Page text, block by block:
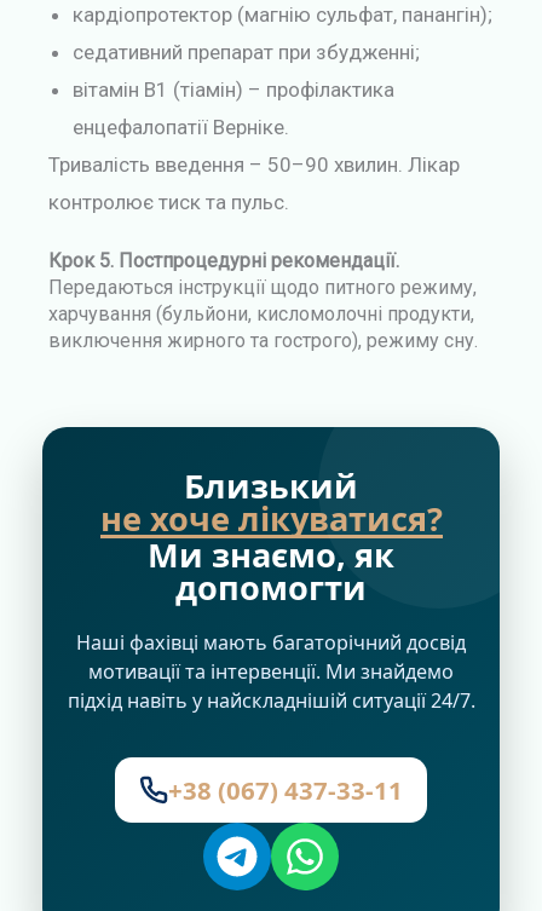
кардіопротектор (магнію сульфат, панангін);
седативний препарат при збудженні;
вітамін B1 (тіамін) – профілактика
енцефалопатії Верніке.
Тривалість введення – 50–90 хвилин. Лікар
контролює тиск та пульс.
Крок 5. Постпроцедурні рекомендації.
Передаються інструкції щодо питного режиму,
харчування (бульйони, кисломолочні продукти,
виключення жирного та гострого), режиму сну.
Близький
не хоче лікуватися?
Ми знаємо, як
допомогти
Наші фахівці мають багаторічний досвід
мотивації та інтервенції. Ми знайдемо
підхід навіть у найскладнішій ситуації 24/7.
+38 (067) 437-33-11